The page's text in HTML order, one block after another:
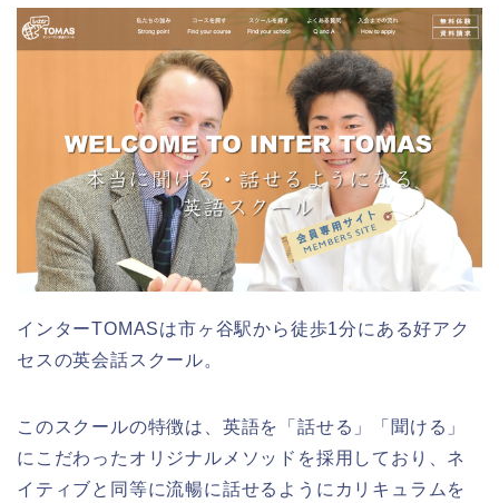
インターTOMASは市ヶ谷駅から徒歩1分にある好アク
セスの英会話スクール。
このスクールの特徴は、英語を「話せる」「聞ける」
にこだわったオリジナルメソッドを採用しており、ネ
イティブと同等に流暢に話せるようにカリキュラムを